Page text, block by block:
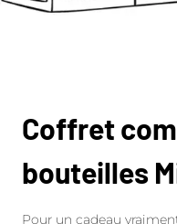
Coffret
bouteilles
Pour un cadeau